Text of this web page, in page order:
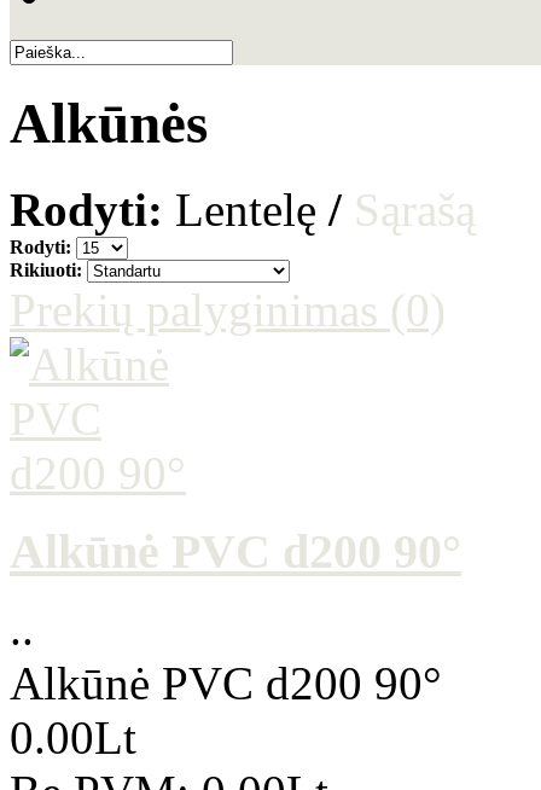
Alkūnės
Rodyti: Lentelę / Sąrašą
Rodyti:
Rikiuoti:
Prekių palyginimas (0)
Alkūnė PVC d200 90°
..
Alkūnė PVC d200 90°
0.00Lt